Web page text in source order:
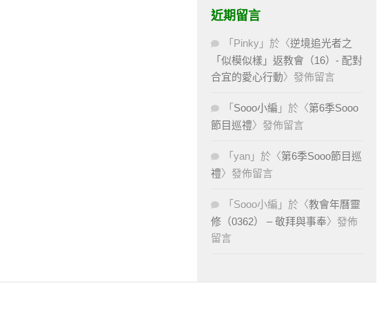
近期留言
「 Pinky 」於〈逆境追光者之
「似模似樣」返教會（16）- 配對
合宜的愛心行動〉發佈留言
「 Sooo小編 」於〈第6季Sooo
節目巡禮〉發佈留言
「 yan 」於〈第6季Sooo節目巡
禮〉發佈留言
「 Sooo小編 」於〈教會年曆靈
修（0362） – 敬拜與事奉〉發佈
留言